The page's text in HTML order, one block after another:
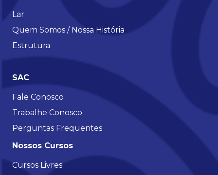
Lar
Quem Somos / Nossa História
Estrutura
SAC
Fale Conosco
Trabalhe Conosco
Perguntas Frequentes
Nossos Cursos
Cursos Livres